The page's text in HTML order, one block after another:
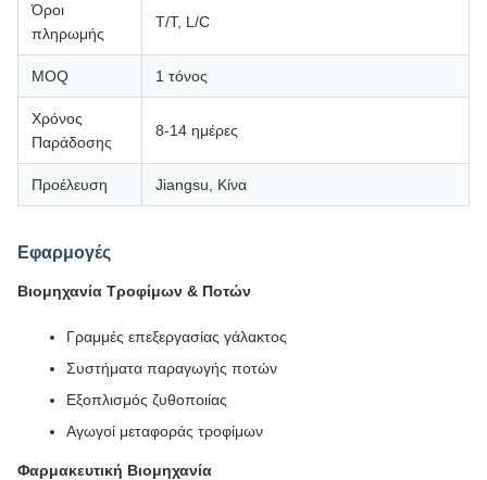
Όροι
πληρωμής
T/T, L/C
MOQ 1 τόνος
Χρόνος
Παράδοσης
8-14 ημέρες
Προέλευση Jiangsu, Κίνα
Εφαρμογές
Βιομηχανία Τροφίμων & Ποτών
Γραμμές επεξεργασίας γάλακτος
Συστήματα παραγωγής ποτών
Εξοπλισμός ζυθοποιίας
Αγωγοί μεταφοράς τροφίμων
Φαρμακευτική Βιομηχανία